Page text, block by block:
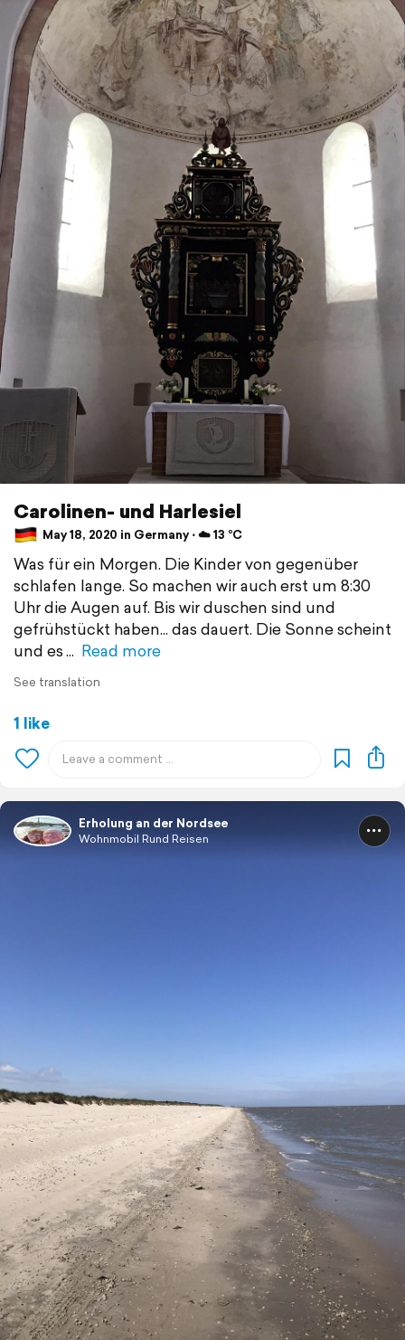
Carolinen- und Harlesiel
May 18, 2020 in Germany ⋅ ☁️ 13 °C
Was für ein Morgen. Die Kinder von gegenüber
schlafen lange. So machen wir auch erst um 8:30
Uhr die Augen auf. Bis wir duschen sind und
gefrühstückt haben... das dauert. Die Sonne scheint
und es
Read more
See translation
1 like
Erholung an der Nordsee
Wohnmobil Rund Reisen